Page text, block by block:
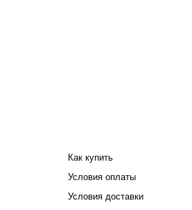
Как купить
Условия оплаты
Условия доставки